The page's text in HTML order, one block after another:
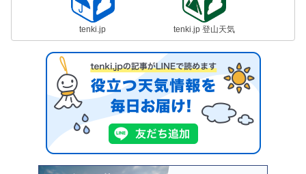
tenki.jp tenki.jp 登山天気